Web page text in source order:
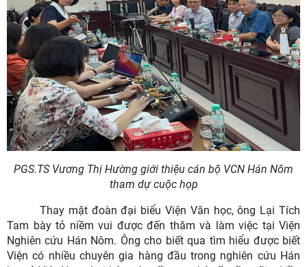
PGS.TS Vương Thị Hường giới thiệu cán bộ VCN Hán Nôm
tham dự cuộc họp
Thay mặt đoàn đại biểu Viện Văn học, ông Lại Tích
Tam bày tỏ niềm vui được đến thăm và làm việc tại Viện
Nghiên cứu Hán Nôm. Ông cho biết qua tìm hiểu được biết
Viện có nhiều chuyên gia hàng đầu trong nghiên cứu Hán